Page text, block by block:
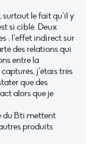
surtout le fait qu’il y
si ciblé. Deux
: l’effet indirect sur
des relations qui
entre la
j’étais très
que des
alors que je
du Bti mettent
produits